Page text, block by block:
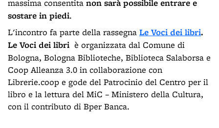
massima consentita non sarà possibile entrare e
sostare in piedi.
L'incontro fa parte della rassegna Le Voci dei libri.
Le Voci dei libri è organizzata dal Comune di
Bologna, Bologna Biblioteche, Biblioteca Salaborsa e
Coop Alleanza 3.0 in collaborazione con
Librerie.coop e gode del Patrocinio del Centro per il
libro e la lettura del MiC – Ministero della Cultura,
con il contributo di Bper Banca.